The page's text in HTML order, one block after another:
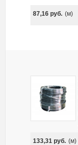
87,16руб. (м)
133,31руб. (м)